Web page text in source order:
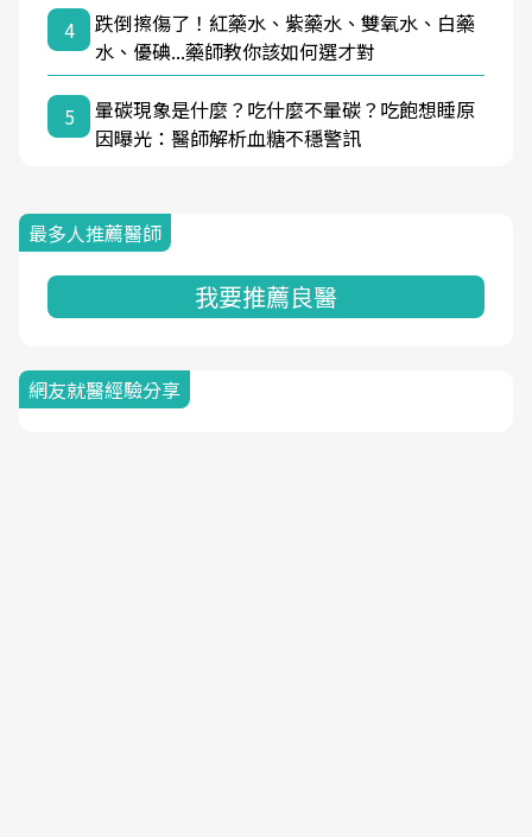
4
跌倒擦傷了！紅藥水、紫藥水、雙氧水、白藥
水、優碘...藥師教你該如何選才對
5
暈碳現象是什麼？吃什麼不暈碳？吃飽想睡原
因曝光：醫師解析血糖不穩警訊
最多人推薦醫師
我要推薦良醫
網友就醫經驗分享